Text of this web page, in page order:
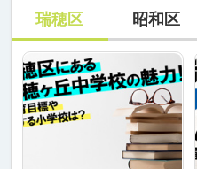
瑞穂区 昭和区